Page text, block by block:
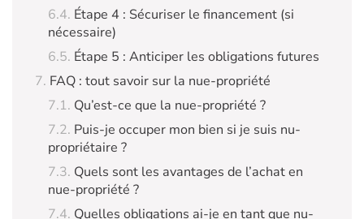
Étape 4 : Sécuriser le financement (si
nécessaire)
Étape 5 : Anticiper les obligations futures
FAQ : tout savoir sur la nue-propriété
Qu’est-ce que la nue-propriété ?
Puis-je occuper mon bien si je suis nu-
propriétaire ?
Quels sont les avantages de l’achat en
nue-propriété ?
Quelles obligations ai-je en tant que nu-